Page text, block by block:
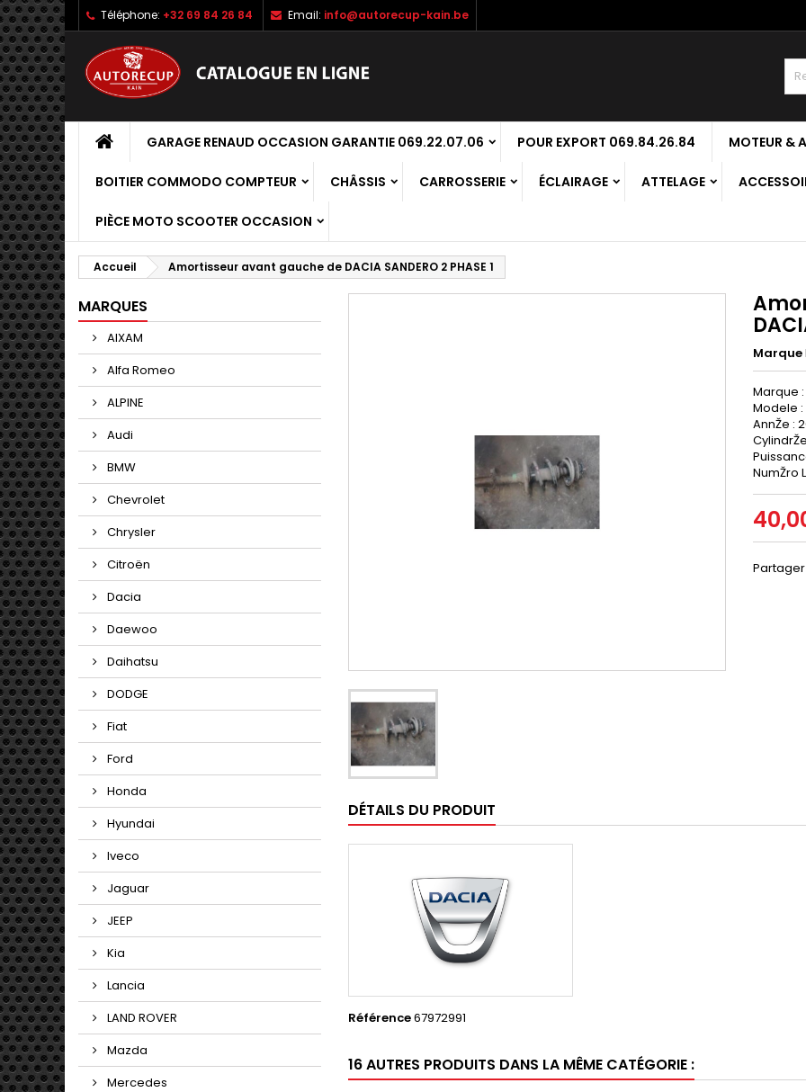
Téléphone: +32 69 84 26 84 Email: info@autorecup-kain.be
GARAGE RENAUD OCCASION GARANTIE 069.22.07.06 POUR EXPORT 069.84.26.84 MOTEUR &
BOITIER COMMODO COMPTEUR CHÂSSIS CARROSSERIE ÉCLAIRAGE ATTELAGE
PIÈCE MOTO SCOOTER OCCASION
Accueil Amortisseur avant gauche de DACIA SANDERO 2 PHASE 1
MARQUES
AIXAM
Alfa Romeo
ALPINE
Audi
BMW
Chevrolet
Chrysler
Citroën
Dacia
Daewoo
Daihatsu
DODGE
Fiat
Ford
Honda
Hyundai
Iveco
Jaguar
JEEP
Kia
Lancia
LAND ROVER
Mazda
Mercedes
Marque
Marque :
Modele :
AnnŽe :
NumŽro
Partager
DÉTAILS DU PRODUIT
Référence67972991
16 AUTRES PRODUITS DANS LA MÊME CATÉGORIE :